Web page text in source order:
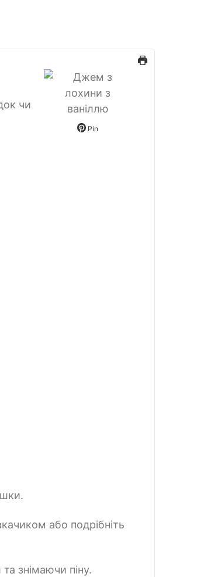
Pin
чи
або подрібніть
знімаючи піну.